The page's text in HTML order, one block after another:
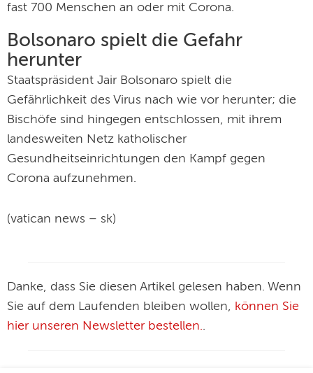
fast 700 Menschen an oder mit Corona.
Bolsonaro spielt die Gefahr
herunter
Staatspräsident Jair Bolsonaro spielt die
Gefährlichkeit des Virus nach wie vor herunter; die
Bischöfe sind hingegen entschlossen, mit ihrem
landesweiten Netz katholischer
Gesundheitseinrichtungen den Kampf gegen
Corona aufzunehmen.
(vatican news – sk)
Danke, dass Sie diesen Artikel gelesen haben. Wenn
Sie auf dem Laufenden bleiben wollen, können Sie
hier unseren Newsletter bestellen..